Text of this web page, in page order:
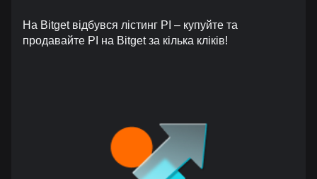
На Bitget відбувся лістинг PI – купуйте та
продавайте PI на Bitget за кілька кліків!